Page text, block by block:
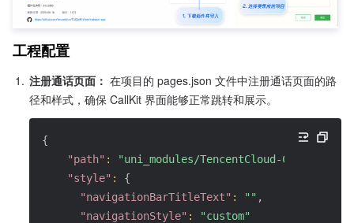
工程配置
1. 注册通话页面： 在项目的 pages.json 文件中注册通话页面的路
径和样式，确保 CallKit 界面能够正常跳转和展示。
{
"path" :
"uni_modules/TencentCloud-Call/
"style" :
{
"navigationBarTitleText" : "" ,
"navigationStyle" :
"custom"